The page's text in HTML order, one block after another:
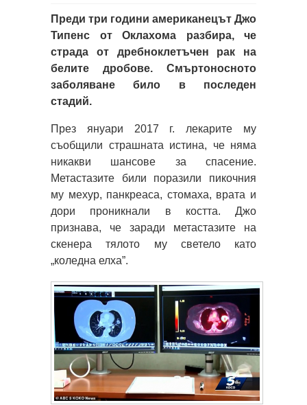
Преди три години американецът Джо
Типенс от Оклахома разбира, че
страда от дребноклетъчен рак на
белите дробове. Смъртоносното
заболяване било в последен
стадий.
През януари 2017 г. лекарите му
съобщили страшната истина, че няма
никакви шансове за спасение.
Метастазите били поразили пикочния
му мехур, панкреаса, стомаха, врата и
дори проникнали в костта. Джо
признава, че заради метастазите на
скенера тялото му светело като
„коледна елха”.